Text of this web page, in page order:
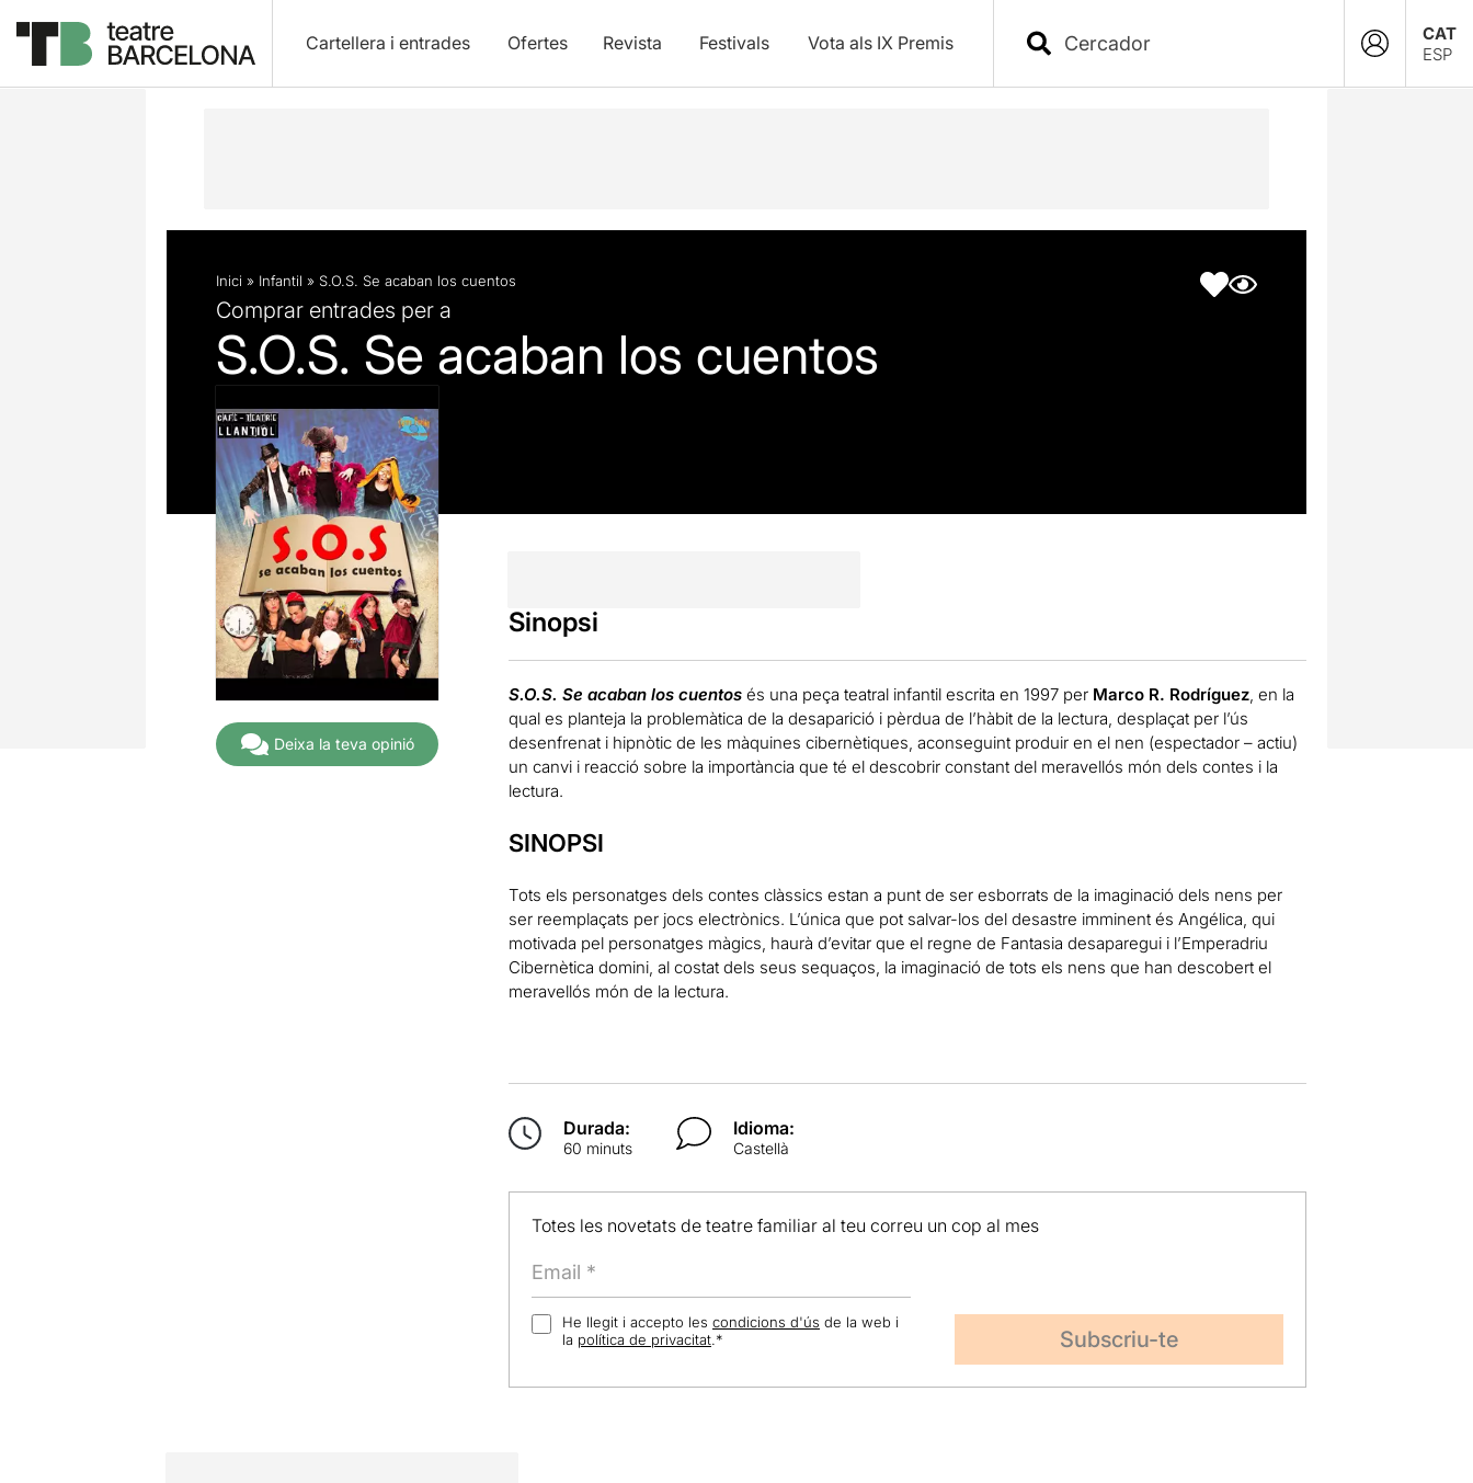
Cartellera i entrades Ofertes Revista Festivals Vota als IX Premis
CAT
ESP
Descripció Fitxa artística
Inici » Infantil » S.O.S. Se acaban los cuentos
Comprar entrades per a
S.O.S. Se acaban los cuentos
Deixa la teva opinió
Sinopsi
S.O.S. Se acaban los cuentosés una peça teatral infantil escrita en 1997 per Marco R. Rodríguez, en la
qual es planteja la problemàtica de la desaparició i pèrdua de l’hàbit de la lectura, desplaçat per l’ús
desenfrenat i hipnòtic de les màquines cibernètiques, aconseguint produir en el nen (espectador – actiu)
un canvi i reacció sobre la importància que té el descobrir constant del meravellós món dels contes i la
lectura.
SINOPSI
Tots els personatges dels contes clàssics estan a punt de ser esborrats de la imaginació dels nens per
ser reemplaçats per jocs electrònics. L’única que pot salvar-los del desastre imminent és Angélica, qui
motivada pel personatges màgics, haurà d’evitar que el regne de Fantasia desaparegui i l’Emperadriu
Cibernètica domini, al costat dels seus sequaços, la imaginació de tots els nens que han descobert el
meravellós món de la lectura.
Durada:
60 minuts
Idioma:
Castellà
Totes les novetats de teatre familiar al teu correu un cop al mes
He llegit i accepto les condicions d'ús de la web i
la política de privacitat.*